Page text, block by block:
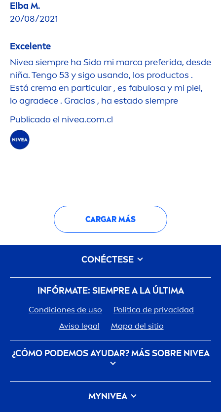
Elba M.
20/08/2021
Excelente
Nivea siempre ha Sido mi marca preferida, desde
niña. Tengo 53 y sigo usando, los productos .
Está crema en particular , es fabulosa y mi piel,
lo agradece . Gracias , ha estado siempre
Publicado el nivea.com.cl
CARGAR MÁS
INFÓRMATE: SIEMPRE A LA ÚLTIMA
Condiciones de uso
Politica de privacidad
Aviso legal
Mapa del sitio
¿CÓMO PODEMOS AYUDAR? MÁS SOBRE NIVEA
Descubre la Historia de tu marca de confianza
Trabajar en Beiersdorf
MYNIVEA
CONÉCTESE